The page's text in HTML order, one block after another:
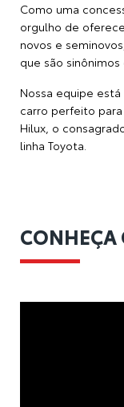
Como uma
orgulho de
novos e
que são sinônimos
Nossa equipe
carro perfeito
Hilux, o
linha Toyota.
CONHEÇA